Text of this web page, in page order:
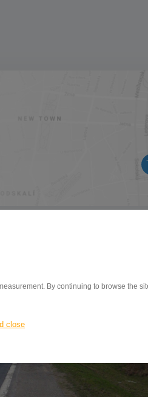
By continuing to browse the
close